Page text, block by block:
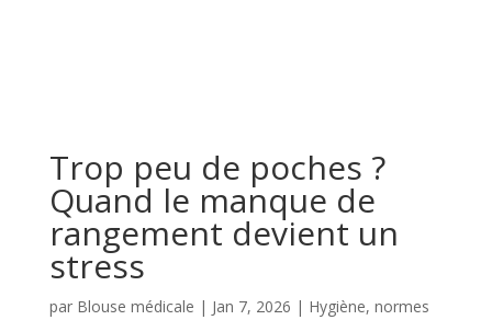
Trop peu de poches ?
Quand le manque de
rangement devient un
stress
par Blouse médicale | Jan 7, 2026 | Hygiène, normes